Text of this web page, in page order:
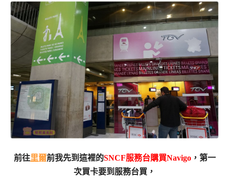
前往里爾前我先到這裡的SNCF服務台購買Navigo，第一
次買卡要到服務台買，